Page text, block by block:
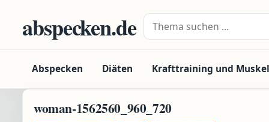
abspecken.de Suche nach:
Abspecken Diäten Krafttraining und
woman-1562560_960_720